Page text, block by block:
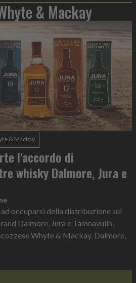
& Mackay
& Mackay
l'accordo di
whisky Dalmore, Jura e
occuparsi della distribuzione sul
Dalmore, Jura e Tamnavulin,
Whyte & Mackay. Dalmore,